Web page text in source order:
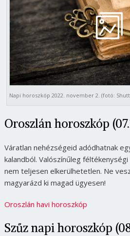
Napi horoszkóp 2022. november 2. (fotó:
Oroszlán horoszkóp
Váratlan nehézségeid adódhatnak
kalandból. Valószínűleg
nem teljesen elkerülhetetlen. Ne
magyarázd ki magad ügyesen!
Oroszlán havi horoszkóp
Szűz napi horoszkóp